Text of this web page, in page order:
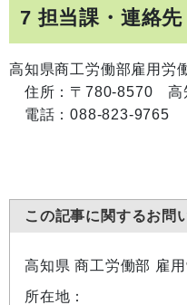
7 担当課・連絡先
高知県商工労働部雇用労
住所：〒780-8570 高
電話：088-823-9765
この記事に関するお問
高知県 商工労働部 雇
所在地：